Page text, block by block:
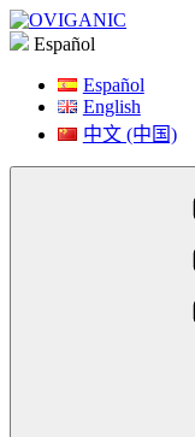
Saltar
a
Español
Español
English
中文 (中国)